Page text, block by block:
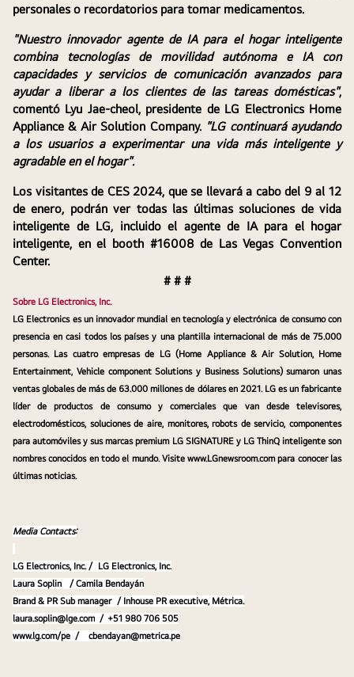
personales o recordatorios para tomar medicamentos.
"Nuestro innovador agente de IA para el hogar inteligente
combina tecnologías de movilidad autónoma e IA con
capacidades y servicios de comunicación avanzados para
ayudar a liberar a los clientes de las tareas domésticas",
comentó Lyu Jae-cheol, presidente de LG Electronics Home
Appliance & Air Solution Company. "LG continuará ayudando
a los usuarios a experimentar una vida más inteligente y
agradable en el hogar".
Los visitantes de CES 2024, que se llevará a cabo del 9 al 12
de enero, podrán ver todas las últimas soluciones de vida
inteligente de LG, incluido el agente de IA para el hogar
inteligente, en el booth #16008 de Las Vegas Convention
Center.
# # #
Sobre LG Electronics, Inc.
LG Electronics es un innovador mundial en tecnología y electrónica de consumo con
presencia en casi todos los países y una plantilla internacional de más de 75.000
personas. Las cuatro empresas de LG (Home Appliance & Air Solution, Home
Entertainment, Vehicle component Solutions y Business Solutions) sumaron unas
ventas globales de más de 63.000 millones de dólares en 2021. LG es un fabricante
líder de productos de consumo y comerciales que van desde televisores,
electrodomésticos, soluciones de aire, monitores, robots de servicio, componentes
para automóviles y sus marcas premium LG SIGNATURE y LG ThinQ inteligente son
nombres conocidos en todo el mundo. Visite www.LGnewsroom.com para conocer las
últimas noticias.
Media Contacts:
LG Electronics, Inc. / LG Electronics, Inc.
Laura Soplin
	/
Camila Bendayán
Brand & PR Sub manager
	/
Inhouse PR executive, Métrica.
laura.soplin@lge.com
  /
+51 980 706 505
www.lg.com/pe  /
cbendayan@metrica.pe